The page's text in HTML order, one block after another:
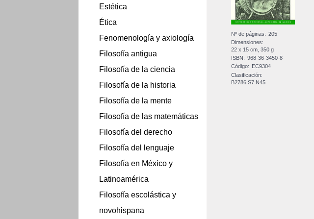
Nº de páginas: 205
Dimensiones:
22 x 15 cm, 350 g
ISBN: 968-36-3450-8
Código:
EC9304
Clasificación:
B2786.S7 N45
Estética
Ética
Fenomenología y axiología
Filosofía antigua
Filosofía de la ciencia
Filosofía de la historia
Filosofía de la mente
Filosofía de las matemáticas
Filosofía del derecho
Filosofía del lenguaje
Filosofía en México y
Latinoamérica
Filosofía escolástica y
novohispana